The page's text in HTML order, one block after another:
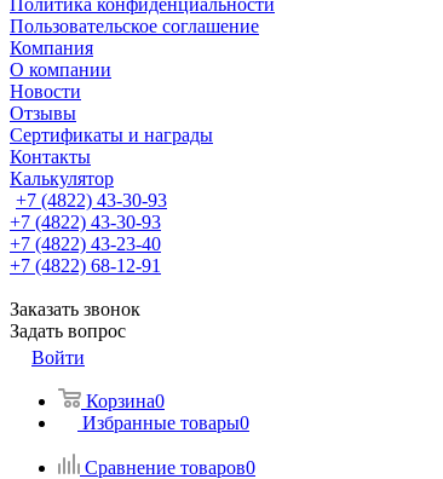
Политика конфиденциальности
Пользовательское соглашение
Компания
О компании
Новости
Отзывы
Сертификаты и награды
Контакты
Калькулятор
+7 (4822) 43-30-93
+7 (4822) 43-30-93
+7 (4822) 43-23-40
+7 (4822) 68-12-91
Заказать звонок
Задать вопрос
Войти
Корзина0
Избранные товары0
Сравнение товаров0